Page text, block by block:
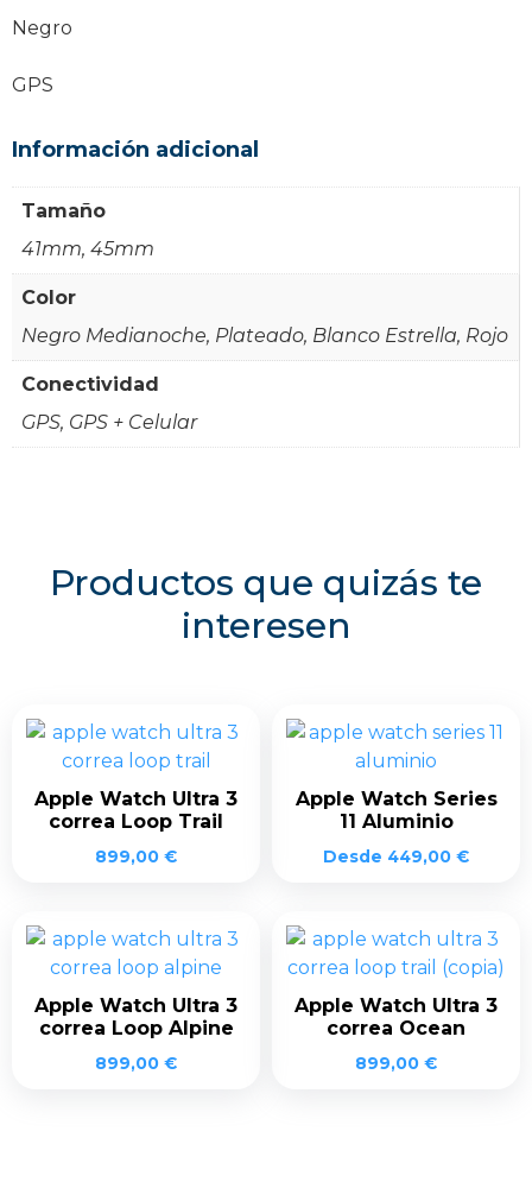
Negro
GPS
Información adicional
Tamaño
41mm, 45mm
Color
Negro Medianoche, Plateado, Blanco Estrella, Rojo
Conectividad
GPS, GPS + Celular
Productos que quizás te
interesen
Apple Watch Ultra 3
correa Loop Trail
899,00 €
Apple Watch Series
11 Aluminio
Desde 449,00 €
Apple Watch Ultra 3
correa Loop Alpine
899,00 €
Apple Watch Ultra 3
correa Ocean
899,00 €